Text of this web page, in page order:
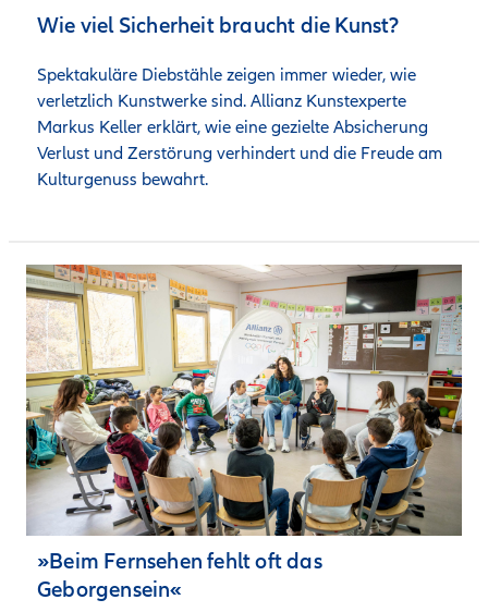
Wie viel Sicherheit braucht die Kunst?
Spektakuläre Diebstähle zeigen immer wieder, wie
verletzlich Kunstwerke sind. Allianz Kunstexperte
Markus Keller erklärt, wie eine gezielte Absicherung
Verlust und Zerstörung verhindert und die Freude am
Kulturgenuss bewahrt.
»Beim Fernsehen fehlt oft das
Geborgensein«